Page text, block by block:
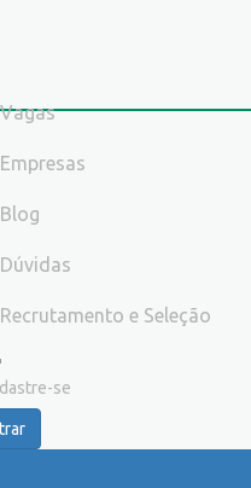
Vagas
Empresas
Blog
Dúvidas
Recrutamento e Seleção
se